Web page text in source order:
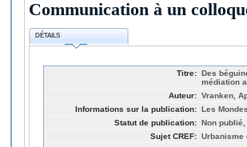
Communication à un
DÉTAILS
Titre: Des
médiation
Auteur: Vranken,
Informations sur la publication: Les
Statut de publication: Non publié,
Sujet CREF: Urbanisme